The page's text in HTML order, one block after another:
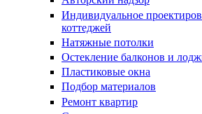
Индивидуальное
коттеджей
Натяжные потолки
Остекление балконов и
Пластиковые окна
Подбор материалов
Ремонт квартир